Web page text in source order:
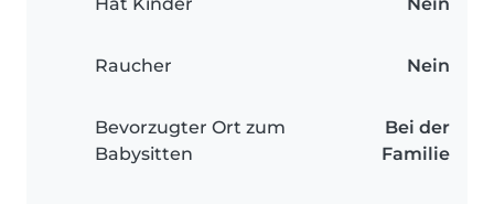
Hat Kinder Nein
Raucher Nein
Bevorzugter Ort zum
Babysitten
Bei der
Familie